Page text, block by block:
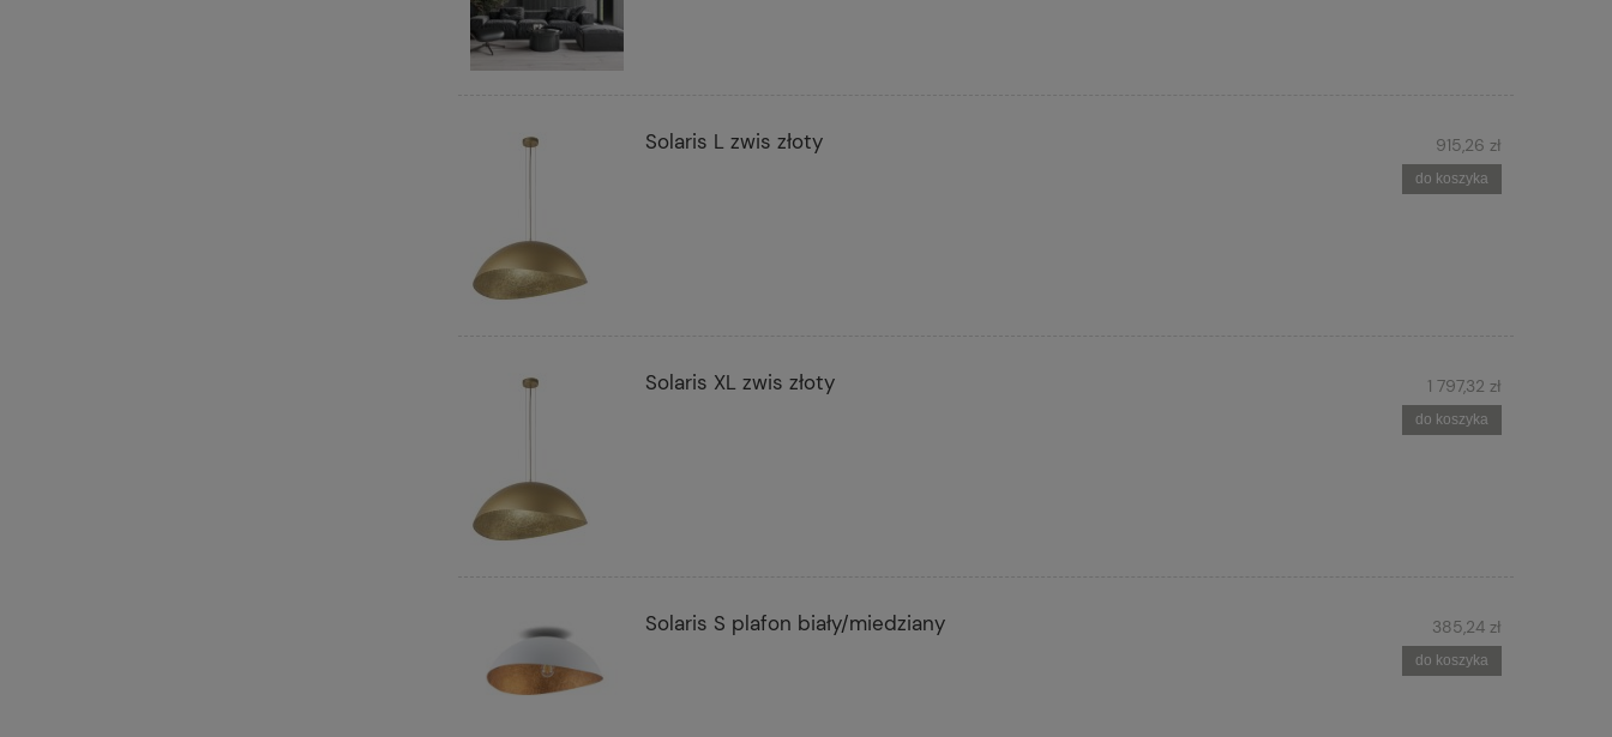
Solaris L zwis złoty 915,26 zł
do koszyka
Solaris XL zwis złoty 1 797,32 zł
do koszyka
Solaris S plafon biały/miedziany 385,24 zł
do koszyka